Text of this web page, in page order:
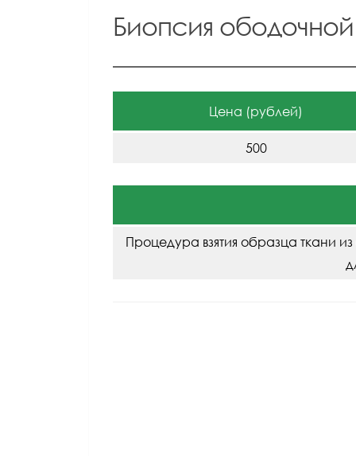
Биопсия
Цена (рублей)
500
Процедура взятия образца ткани